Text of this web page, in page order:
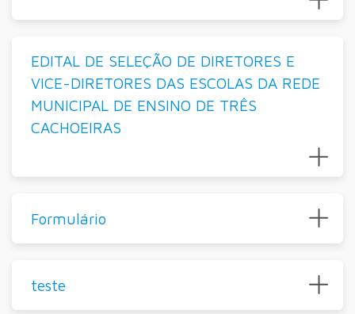
EDITAL DE SELEÇÃO DE DIRETORES E
VICE-DIRETORES DAS ESCOLAS DA REDE
MUNICIPAL DE ENSINO DE TRÊS
CACHOEIRAS
Formulário
teste